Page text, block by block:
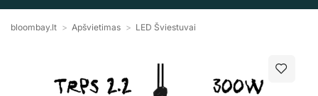
bloombay.lt > Apšvietimas > LED Šviestuvai